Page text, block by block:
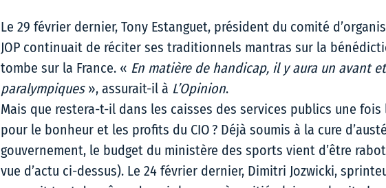
Le 29 février dernier, Tony Estanguet, président du comité
JOP continuait de réciter ses traditionnels mantras sur la
tombe sur la France. « En matière de handicap, il y aura un avant
paralympiques », assurait-il à L’Opinion.
Mais que restera-t-il dans les caisses des services publics une
pour le bonheur et les profits du CIO ? Déjà soumis à la cure
gouvernement, le budget du ministère des sports vient d’être
vue d’actu ci-dessus). Le 24 février dernier, Dimitri Jozwicki,